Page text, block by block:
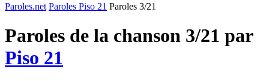
Paroles.net Paroles Piso 21 Paroles 3/21
Paroles de la chanson 3/21 par
Piso 21